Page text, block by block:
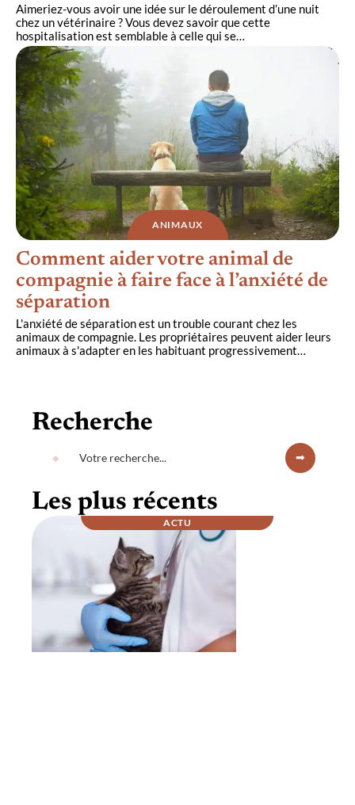
Aimeriez-vous avoir une idée sur le déroulement d’une nuit
chez un vétérinaire ? Vous devez savoir que cette
hospitalisation est semblable à celle qui se…
ANIMAUX
Comment aider votre animal de
compagnie à faire face à l’anxiété de
séparation
L'anxiété de séparation est un trouble courant chez les
animaux de compagnie. Les propriétaires peuvent aider leurs
animaux à s'adapter en les habituant progressivement…
Recherche
Les plus récents
ACTU